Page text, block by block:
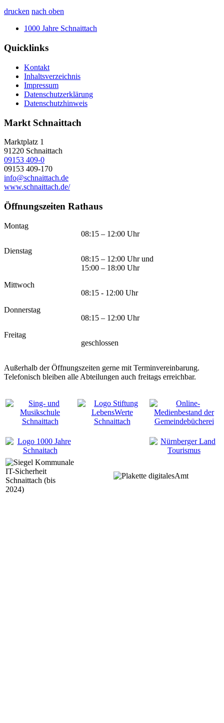
drucken nach oben
1000 Jahre Schnaittach
Quicklinks
Kontakt
Inhaltsverzeichnis
Impressum
Datenschutzerklärung
Datenschutzhinweis
Markt Schnaittach
Marktplatz 1
91220 Schnaittach
09153 409-0
09153 409-170
info@schnaittach.de
www.schnaittach.de/
Öffnungszeiten Rathaus
Montag
08:15 – 12:00 Uhr
Dienstag
08:15 – 12:00 Uhr und
15:00 – 18:00 Uhr
Mittwoch
08:15 - 12:00 Uhr
Donnerstag
08:15 – 12:00 Uhr
Freitag
geschlossen
Außerhalb der Öffnungszeiten gerne mit Terminvereinbarung.
Telefonisch bleiben alle Abteilungen auch freitags erreichbar.